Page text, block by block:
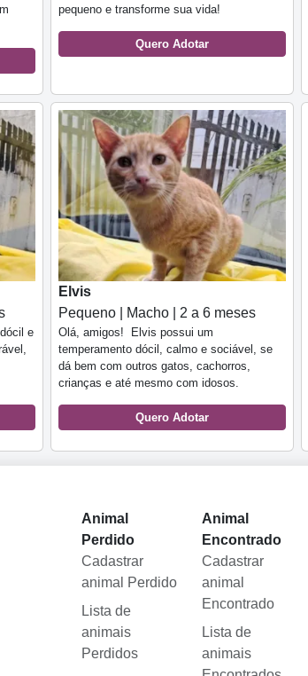
pequeno e transforme sua vida!
Quero Adotar
e
Elvis
Pequeno | Macho | 2 a 6 meses
Olá, amigos! Elvis possui um
temperamento dócil, calmo e sociável, se
dá bem com outros gatos, cachorros,
crianças e até mesmo com idosos.
Quero Adotar
Animal
Perdido
Cadastrar
animal Perdido
Lista de
animais
Perdidos
Animal
Encontrado
Cadastrar
animal
Encontrado
Lista de
animais